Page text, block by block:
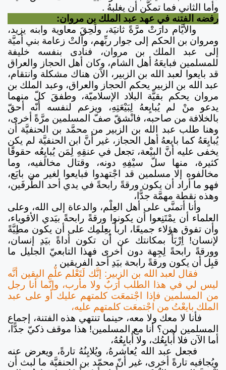
وأما الثاني فما تمكَّن أن يغلبهُ .
رفضه الفتنه في عهد عبد الملك بن مروان:
والأيَّام دارَتْ مرَّةً ثانيَة، ولَحِقَ معاوية وابنه يزيد،
ومروان بن الحكم إلى جوار ربِّهم، وآلتْ زعامة بني أميَّة
إلى عبد الملك بن مروان، فنادى بنفسه خليفة
للمسلمين فبايعَهُ أهل الشام، وكان أهل الحجاز والعراق
قد بايعوا لعبد الله بن الزبير، الآن هناك مشكلة وانتقام،
عبد الله بن الزبير يحكم الحجاز والعراق، وعبد الملك بن
مروان يحكم بقيَّة البلاد الإسلاميّة، وطفقَ كلّ منهما
يدعو منْ لم يُبايِعهُ لِبَيْعَتِهِ، ويزعم لنفسه أنّه أحقّ
بالخلافة من صاحبه، فانْشقّ صفّ المسلمين مرَّةً أخرى،
وهنا طلب عبد الله بن الزبير من محمَّد بن الحنفيَّة أن
يُبايِعَهُ كما بايعهُ أهل الحجاز، غير أنَّ ابن الحنفيَّة لم يكن
يخفى عليه أنَّ البيْعة، تجعل في عنقِهِ لِمَن يُبايِعُه حقوقًا
كثيرة، منها سلّ سيْفِهِ دونه، وقتال مخالفيه، وما
مخالفوه إلا مسلمين قد اجْتهدوا فبايعوا لغير من بايَع،
فهو ما أراد أن يكون ورقةً رابحةً في يدي أحد الطَّرفَين،
وهذه نقطة مهمَّة جدًّا،
وأنا أتمنَّى على أهل العِلْم، والدعاة إلى الله، وعلى
العلماء أن يمْتَنِعوا أن يكونوا ورقةً رابحةً بيَدي الأقوياء،
وأن تفوق هؤلاء جميعًا، اربأ بِعِلمِك على أن يكون مطِيَّةً
لإنسان! اِرْبَأ بمكانتك عن أن تكون أداةً بيَدِ إنسان،
وورقةً رابحةً لِجِهة دون أخرى فهذا التابعيّ الجليل ما
قبِل أن يكون ورقةً رابحة بيَدِ أحد الفريقين .
فقال لعبد الله بن الزبير: إنَّك لَتَعْلم علْم اليقين أنَّه
ليس لي في هذا الطلب أرَبٌ ولا مأرب، وإنَّما أنا رجل
من المسلمين فإذا اجْتمعَت كلمتهم عليك أو على عبد
الملك بايعْتُ من اجْتمعَت كلمتهم عليه،
فأنا لا معك ولا معه، حينما تنتهي هذه الفتنة، إجماع
المسلمين لمن؟ أنا مع المسلمين! هذا موقف ذكيّ جدًّا،
أما الآن فلا أُبايِعُك، ولا أُبايِعُهُ،
فجعل عبد الله يُعاشرهُ، ويُلايِنُهُ تارةً، ويعرض عنه
ويُجافيه تارةً أخرى، غير أنّ محمّد بن الحنفيَّة ما لبث أن